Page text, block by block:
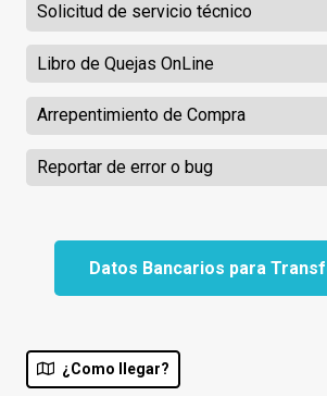
Solicitud de servicio técnico
Libro de Quejas OnLine
Arrepentimiento de Compra
Reportar de error o bug
Datos Bancarios para
¿Como llegar?